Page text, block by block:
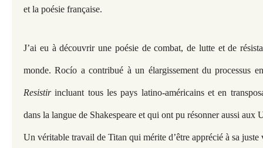
et la poésie française.
J’ai eu à découvrir une poésie de combat, de lutte et de
monde. Rocío a contribué à un élargissement du processus
Resistirincluant tous les pays latino-américains et en
dans la langue de Shakespeare et qui ont pu résonner aussi aux
Un véritable travail de Titan qui mérite d’être apprécié à sa juste